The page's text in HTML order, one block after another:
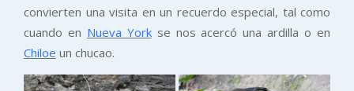
convierten una visita en un recuerdo especial, tal como
cuando en Nueva Yorkse nos acercó una ardilla o en
Chiloe un chucao.